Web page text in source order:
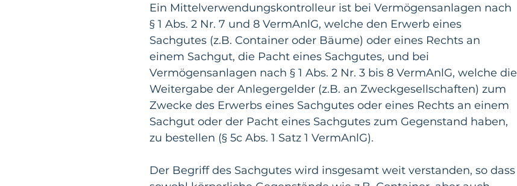
Ein Mittelverwendungskontrolleur ist bei Vermögensanlagen nach
§ 1 Abs. 2 Nr. 7 und 8 VermAnlG, welche den Erwerb eines
Sachgutes (z.B. Container oder Bäume) oder eines Rechts an
einem Sachgut, die Pacht eines Sachgutes, und bei
Vermögensanlagen nach § 1 Abs. 2 Nr. 3 bis 8 VermAnlG, welche die
Weitergabe der Anlegergelder (z.B. an Zweckgesellschaften) zum
Zwecke des Erwerbs eines Sachgutes oder eines Rechts an einem
Sachgut oder der Pacht eines Sachgutes zum Gegenstand haben,
zu bestellen (§ 5c Abs. 1 Satz 1 VermAnlG).
Der Begriff des Sachgutes wird insgesamt weit verstanden, so dass